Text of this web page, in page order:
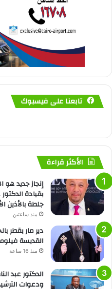
تابعنا على فيسبوك
الأكثر قراءة
إنجاز جديد
بقيادة
جلطة بالأذين
منذ ساعتين
دير مار بقطر
القديسة
منذ 16 ساعة
الدكتور عبد
ودعوات